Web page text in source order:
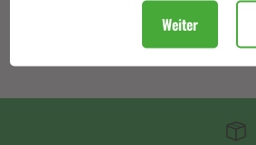
Weiter